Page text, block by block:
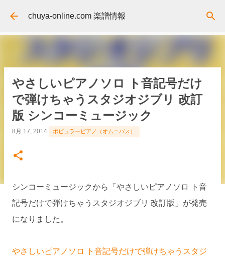
スキップしてメイン コンテンツに移動
chuya-online.com 楽譜情報
やさしいピアノソロ ト音記号だけ
で弾けちゃうスタジオジブリ 改訂
版 シンコーミュージック
8月 17, 2014 ポピュラーピアノ（オムニバス）
シンコーミュージックから「やさしいピアノソロ ト音
記号だけで弾けちゃうスタジオジブリ 改訂版」が発売
になりました。
やさしいピアノソロ ト音記号だけで弾けちゃうスタジ